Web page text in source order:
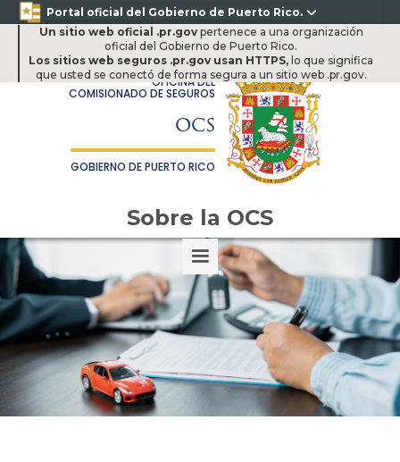
Portal oficial del Gobierno de Puerto Rico.
Un sitio web oficial .pr.govpertenece a una organización
oficial del Gobierno de Puerto Rico.
Los sitios web seguros .pr.gov usan HTTPS, lo que significa
que usted se conectó de forma segura a un sitio web .pr.gov.
Sobre la OCS
OFICINA DEL
COMISIONADO DE SEGUROS
OCS
GOBIERNO DE PUERTO RICO